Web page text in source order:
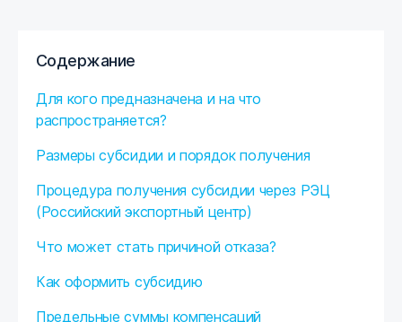
Содержание
Для кого предназначена и на что
распространяется?
Размеры субсидии и порядок получения
Процедура получения субсидии через РЭЦ
(Российский экспортный центр)
Что может стать причиной отказа?
Как оформить субсидию
Предельные суммы компенсаций